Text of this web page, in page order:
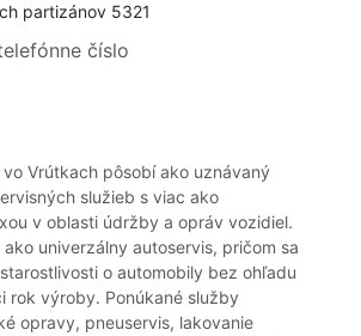
partizánov 5321
číslo
vo Vrútkach pôsobí ako uznávaný
služieb s viac ako
v oblasti údržby a opráv vozidiel.
univerzálny autoservis, pričom sa
o automobily bez ohľadu
rok výroby. Ponúkané služby
opravy, pneuservis, lakovanie